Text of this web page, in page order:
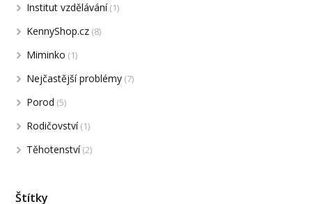
Institut vzdělávání(1)
KennyShop.cz (8)
Miminko (1)
Nejčastější problémy (7)
Porod (5)
Rodičovství(1)
Těhotenství(2)
Štítky